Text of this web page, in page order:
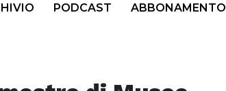
PODCAST ABBONAMENTO